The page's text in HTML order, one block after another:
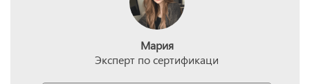
Мария
Эксперт по сертификаци